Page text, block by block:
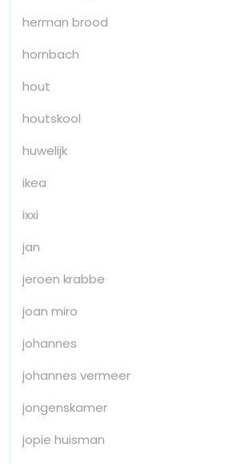
herman brood
hornbach
hout
houtskool
huwelijk
ikea
ixxi
jan
jeroen krabbe
joan miro
johannes
johannes vermeer
jongenskamer
jopie huisman